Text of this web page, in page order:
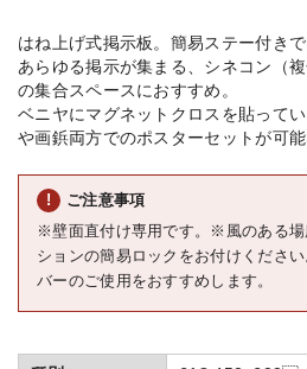
はね上げ式掲示板。簡易ステー付き
あらゆる掲示が集まる、シネコン（
の集合スペースにおすすめ。
ベニヤにマグネットクロスを貼って
や画鋲両方でのポスターセットが可能
ご注意事項
※壁面直付け専用です。※風のある
ションの簡易ロックをお付けくださ
バーのご使用をおすすめします。